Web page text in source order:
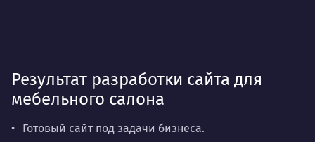
Результат разработки сайта для
мебельного салона
Готовый сайт под задачи бизнеса.